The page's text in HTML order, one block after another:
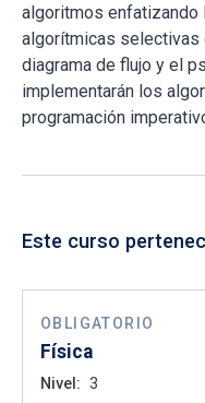
algoritmos enfatizando
algorítmicas
diagrama de flujo y el
implementarán los
programación
Este curso
OBLIGATORIO
Física
Nivel: 3